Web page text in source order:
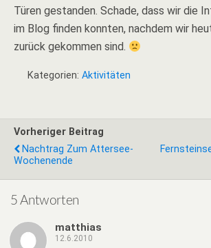
Türen gestanden. Schade, dass wir die
im Blog finden konnten, nachdem wir
zurück gekommen sind.
Kategorien: Aktivitäten
Vorheriger Beitrag
Nachtrag Zum Attersee-
Wochenende
5 Antworten
matthias
12.6.2010